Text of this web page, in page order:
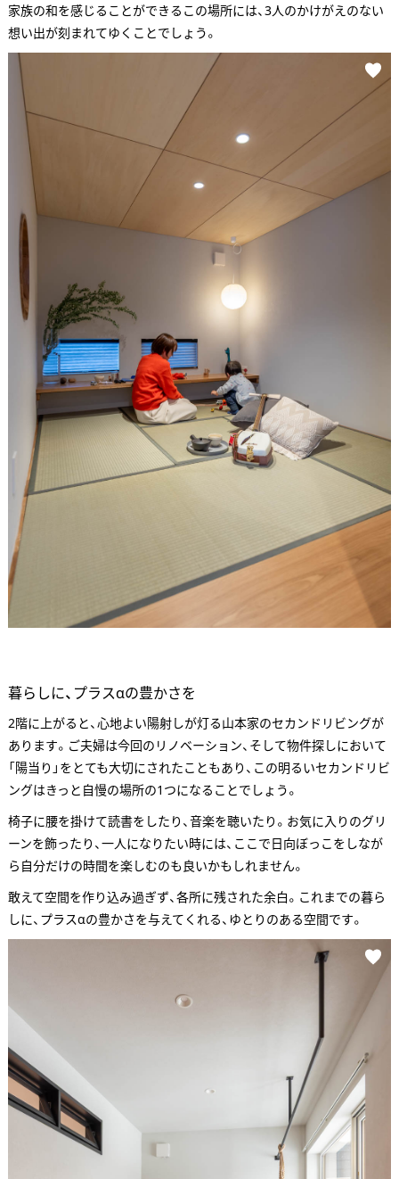
家族の和を感じることができるこの場所には、3人のかけがえのない
想い出が刻まれてゆくことでしょう。
暮らしに、プラスαの豊かさを
2階に上がると、心地よい陽射しが灯る山本家のセカンドリビングが
あります。ご夫婦は今回のリノベーション、そして物件探しにおいて
「陽当り」をとても大切にされたこともあり、この明るいセカンドリビ
ングはきっと自慢の場所の1つになることでしょう。
椅子に腰を掛けて読書をしたり、音楽を聴いたり。お気に入りのグリ
ーンを飾ったり、一人になりたい時には、ここで日向ぼっこをしなが
ら自分だけの時間を楽しむのも良いかもしれません。
敢えて空間を作り込み過ぎず、各所に残された余白。これまでの暮ら
しに、プラスαの豊かさを与えてくれる、ゆとりのある空間です。